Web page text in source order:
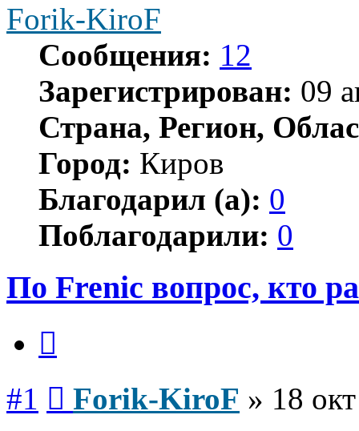
Forik-KiroF
Сообщения: 12
Зарегистрирован: 09
Страна, Регион,
Город: Киров
Благодарил (а): 0
Поблагодарили: 0
По Frenic вопрос, кто
#1 Forik-KiroF » 18